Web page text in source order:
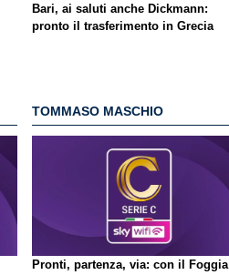
Bari, ai saluti anche Dickmann:
pronto il trasferimento in Grecia
TOMMASO MASCHIO
Pronti, partenza, via: con il Foggia